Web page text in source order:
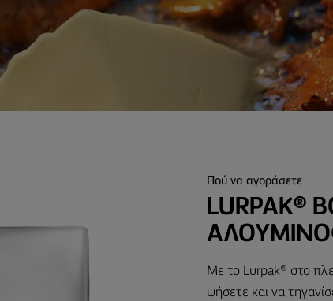
Πού να αγοράσετε
LURPAK®
Με το Lurpak® στο
ψήσετε και να